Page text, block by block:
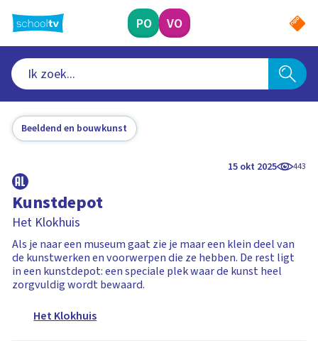
naar
hoofdinhoud
PO VO
Beeldend en bouwkunst
15 okt 2025 443
Kunstdepot
Het Klokhuis
Als je naar een museum gaat zie je maar een klein deel van
de kunstwerken en voorwerpen die ze hebben. De rest ligt
in een kunstdepot: een speciale plek waar de kunst heel
zorgvuldig wordt bewaard.
Het Klokhuis